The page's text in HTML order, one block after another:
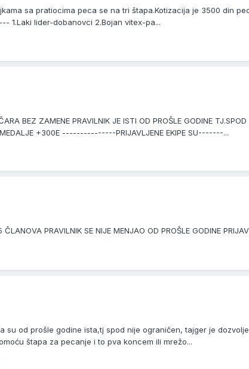
sa pratiocima peca se na tri štapa.Kotizacija je 3500 din
1.Laki lider-dobanovci 2.Bojan vitex-pa...
BEZ ZAMENE PRAVILNIK JE ISTI OD PROŠLE GODINE
MEDALJE +300E ---------------PRIJAVLJENE EKIPE SU-------...
PRAVILNIK SE NIJE MENJAO OD PROŠLE GODINE
su od prošle godine ista,tj spod nije ograničen, tajger je
štapa za pecanje i to pva koncem ili mrežo...